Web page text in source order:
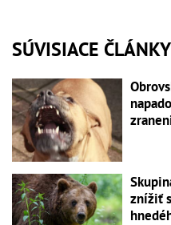
SÚVISIACE ČLÁNKY
znížiť